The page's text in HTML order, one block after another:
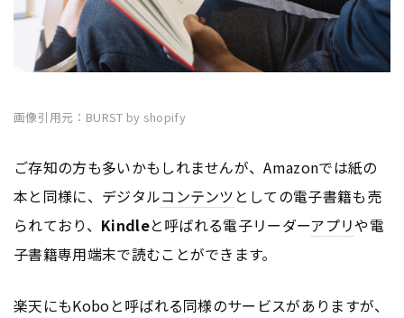
画像引用元：BURST by shopify
ご存知の方も多いかもしれませんが、Amazonでは紙の
本と同様に、デジタルコンテンツ としての電子書籍も売
られており、 Kindleと呼ばれる電子リーダーアプリや電
子書籍専用端末で読むことができます。
楽天にもKoboと呼ばれる同様のサービスがありますが、